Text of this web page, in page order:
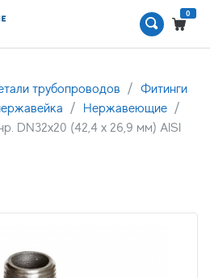
0
трубопроводов
Фитинги
Нержавеющие
DN32x20 (42,4 x 26,9 мм) AISI